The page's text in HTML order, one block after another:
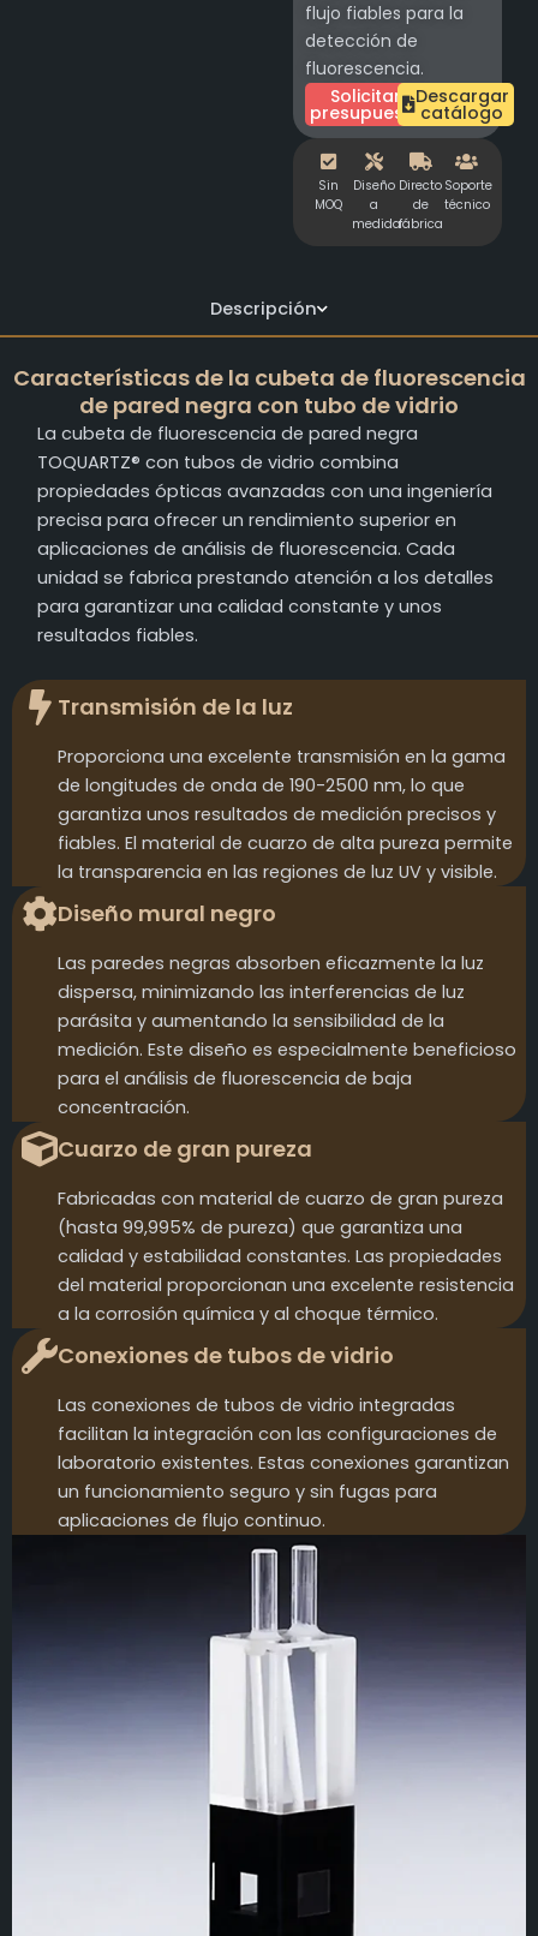
flujo fiables para la
detección de
fluorescencia.
Solicitar
presupuesto
Descargar
catálogo
Sin
MOQ
Diseño
a
medida
Directo
de
fábrica
Soporte
técnico
Descripción
Características de la cubeta de fluorescencia
de pared negra con tubo de vidrio
La cubeta de fluorescencia de pared negra
TOQUARTZ® con tubos de vidrio combina
propiedades ópticas avanzadas con una ingeniería
precisa para ofrecer un rendimiento superior en
aplicaciones de análisis de fluorescencia. Cada
unidad se fabrica prestando atención a los detalles
para garantizar una calidad constante y unos
resultados fiables.
Transmisión de la luz
Proporciona una excelente transmisión en la gama
de longitudes de onda de 190-2500 nm, lo que
garantiza unos resultados de medición precisos y
fiables. El material de cuarzo de alta pureza permite
la transparencia en las regiones de luz UV y visible.
Diseño mural negro
Las paredes negras absorben eficazmente la luz
dispersa, minimizando las interferencias de luz
parásita y aumentando la sensibilidad de la
medición. Este diseño es especialmente beneficioso
para el análisis de fluorescencia de baja
concentración.
Cuarzo de gran pureza
Fabricadas con material de cuarzo de gran pureza
(hasta 99,995% de pureza) que garantiza una
calidad y estabilidad constantes. Las propiedades
del material proporcionan una excelente resistencia
a la corrosión química y al choque térmico.
Conexiones de tubos de vidrio
Las conexiones de tubos de vidrio integradas
facilitan la integración con las configuraciones de
laboratorio existentes. Estas conexiones garantizan
un funcionamiento seguro y sin fugas para
aplicaciones de flujo continuo.